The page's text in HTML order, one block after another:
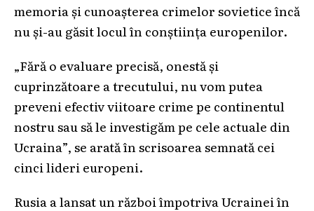
memoria şi cunoaşterea crimelor sovietice încă
nu şi-au găsit locul în conştiinţa europenilor.
„Fără o evaluare precisă, onestă şi
cuprinzătoare a trecutului, nu vom putea
preveni efectiv viitoare crime pe continentul
nostru sau să le investigăm pe cele actuale din
Ucraina”, se arată în scrisoarea semnată cei
cinci lideri europeni.
Rusia a lansat un război împotriva Ucrainei în